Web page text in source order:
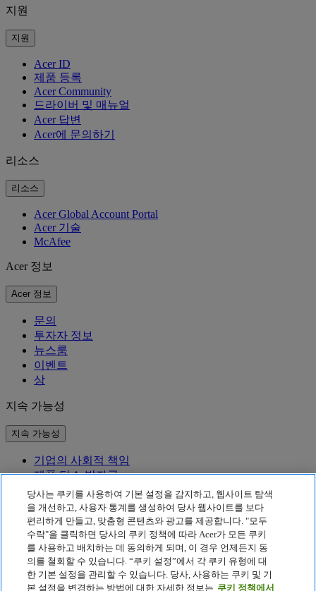
지원
지원
Acer ID
제품 등록
Acer Community
드라이버 및 매뉴얼
Acer 답변
Acer에 문의하기
리소스
리소스
Acer Global Account Portal
Acer 기술
McAfee
Acer 정보
Acer 정보
문의
투자자 정보
뉴스룸
이벤트
상
지속 가능성
지속 가능성
기업의 사회적 책임
제품 탄소 발자국
Project Humanity
Earthion
개인정보 처리방침
Cookie 정책
법적 고지 사항
추가 법적 정보
접근성 정책
당사는 쿠키를 사용하여 기본 설정을 감지하고, 웹사이트 탐색
을 개선하고, 사용자 통계를 생성하여 당사 웹사이트를 보다
편리하게 만들고, 맞춤형 콘텐츠와 광고를 제공합니다. "모두
수락"을 클릭하면 당사의 쿠키 정책에 따라 Acer가 모든 쿠키
를 사용하고 배치하는 데 동의하게 되며, 이 경우 언제든지 동
의를 철회할 수 있습니다. “쿠키 설정”에서 각 쿠키 유형에 대
한 기본 설정을 관리할 수 있습니다. 당사, 사용하는 쿠키 및 기
본 설정을 변경하는 방법에 대한 자세한 정보는 쿠키 정책에서